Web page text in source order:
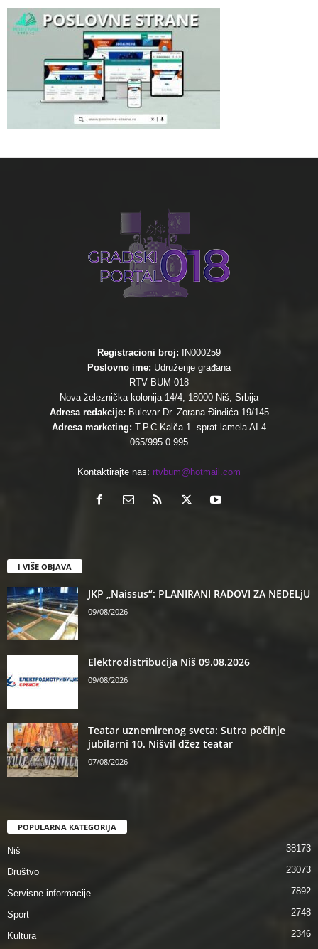
Registracioni broj: IN000259
Poslovno ime: Udruženje građana
RTV BUM 018
Nova železnička kolonija 14/4, 18000 Niš, Srbija
Adresa redakcije: Bulevar Dr. Zorana Đinđića 19/145
Adresa marketing: T.P.C Kalča 1. sprat lamela AI-4
065/995 0 995
Kontaktirajte nas: rtvbum@hotmail.com
I VIŠE OBJAVA
JKP „Naissus“: PLANIRANI RADOVI ZA NEDELjU
09/08/2026
Elektrodistribucija Niš 09.08.2026
09/08/2026
Teatar uznemirenog sveta: Sutra počinje
jubilarni 10. Nišvil džez teatar
07/08/2026
POPULARNA KATEGORIJA
Niš 38173
Društvo 23073
Servisne informacije 7892
Sport 2748
Kultura 2346